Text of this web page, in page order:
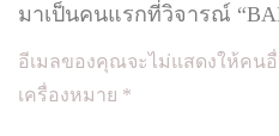
มาเป็นคนแรกที่วิจารณ์
อีเมลของคุณจะไม่แสดงให้คน
เครื่องหมาย *